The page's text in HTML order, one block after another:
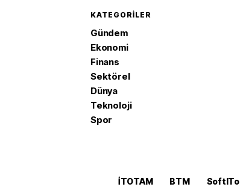
KATEGORILER
Gündem
Ekonomi
Finans
Sektörel
Dünya
Teknoloji
Spor
İTOTAM BTM SoftITo